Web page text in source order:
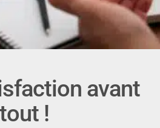
avant
tout !